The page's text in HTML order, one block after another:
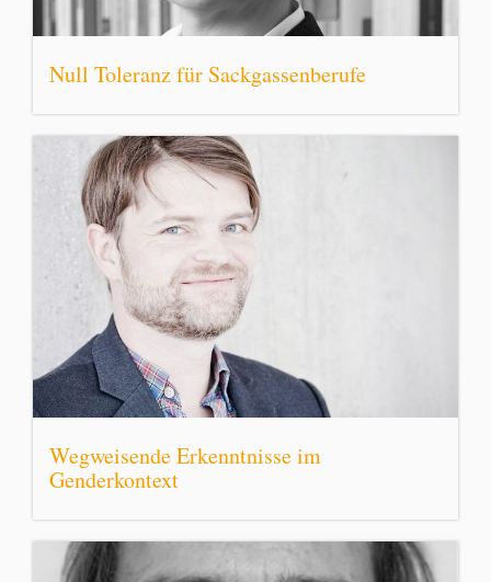
Null Toleranz für Sackgassenberufe
Wegweisende Erkenntnisse im
Genderkontext